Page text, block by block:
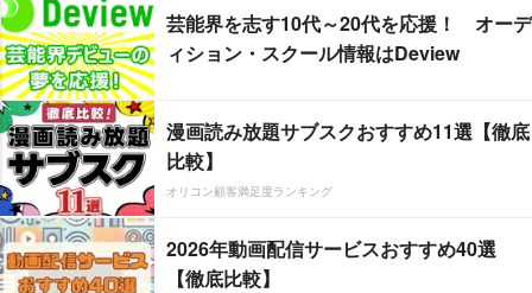
芸能界を志す10代～20代を応援！ オーデ
ィション・スクール情報はDeview
漫画読み放題サブスクおすすめ11選【徹底
比較】
オリコン顧客満足度ランキング
2026年動画配信サービスおすすめ40選
【徹底比較】